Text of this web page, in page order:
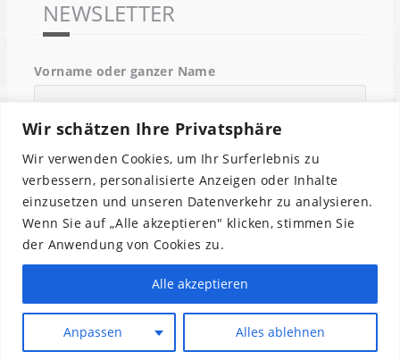
Wir schätzen Ihre Privatsphäre
Wir verwenden Cookies, um Ihr Surferlebnis zu
verbessern, personalisierte Anzeigen oder Inhalte
einzusetzen und unseren Datenverkehr zu analysieren.
Wenn Sie auf „Alle akzeptieren" klicken, stimmen Sie
der Anwendung von Cookies zu.
Anpassen Alles ablehnen
Alle akzeptieren
NEWSLETTER
Vorname oder ganzer Name
Email
Indem Du fortfährst, akzeptierst Du unsere
Datenschutzerklärung.